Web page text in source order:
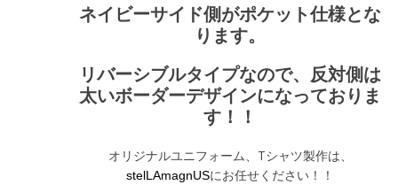
ネイビーサイド側がポケット仕様とな
ります。
リバーシブルタイプなので、反対側は
太いボーダーデザインになっておりま
す！！
オリジナルユニフォーム、Tシャツ製作は、
stelLAmagnUSにお任せください！！